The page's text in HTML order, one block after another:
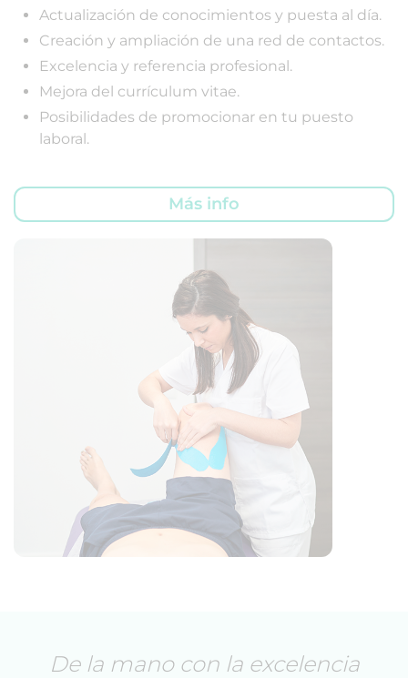
Actualización de conocimientos y puesta al día.
Creación y ampliación de una red de contactos.
Excelencia y referencia profesional.
Mejora del currículum vitae.
Posibilidades de promocionar en tu puesto
laboral.
Más info
De la mano con la excelencia